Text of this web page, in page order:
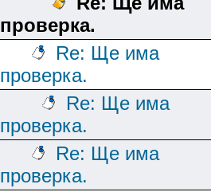
проверка.
Re: Ще има
проверка.
Re: Ще има
проверка.
Re: Ще има
проверка.